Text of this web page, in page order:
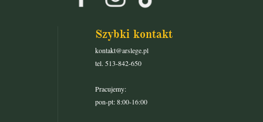
Szybki kontakt
kontakt@arslege.pl
tel. 513-842-650
Pracujemy:
pon-pt: 8:00-16:00